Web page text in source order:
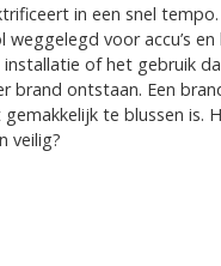
in een snel
weggelegd voor accu’s
installatie of het gebruik
brand ontstaan. Een
te blussen is.
veilig?